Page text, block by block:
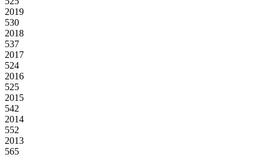
2019
530
2018
537
2017
524
2016
525
2015
542
2014
552
2013
565